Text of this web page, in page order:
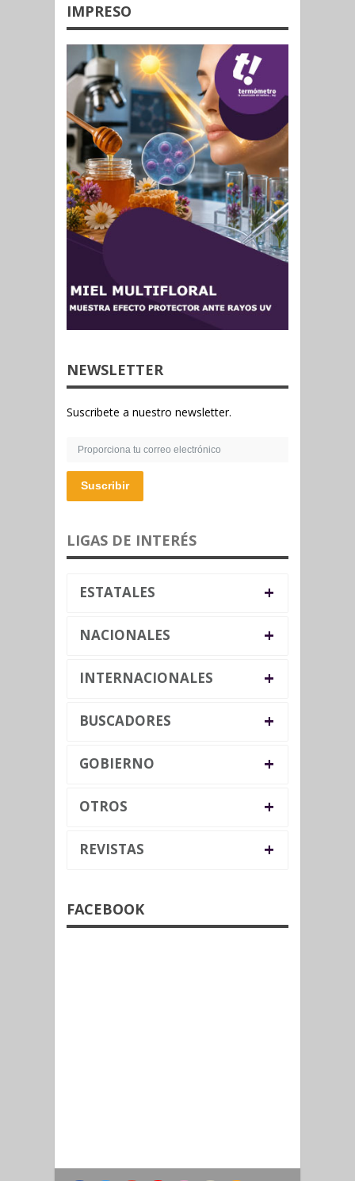
IMPRESO
NEWSLETTER
Suscribete a nuestro newsletter.
Suscribir
LIGAS DE INTERÉS
ESTATALES +
NACIONALES +
INTERNACIONALES +
BUSCADORES +
GOBIERNO +
OTROS +
REVISTAS +
FACEBOOK